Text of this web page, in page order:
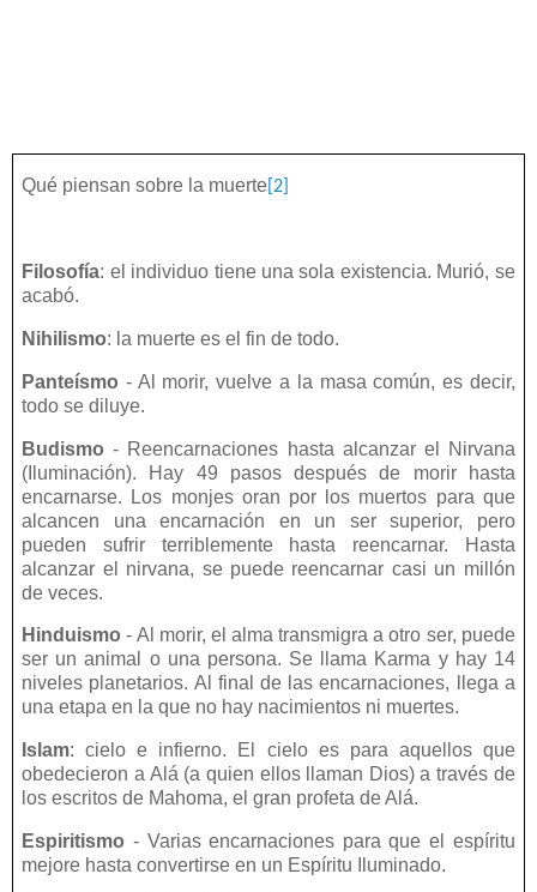
Qué piensan sobre la muerte[2]
Filosofía: el individuo tiene una sola existencia. Murió, se
acabó.
Nihilismo: la muerte es el fin de todo.
Panteísmo - Al morir, vuelve a la masa común, es decir,
todo se diluye.
Budismo - Reencarnaciones hasta alcanzar el Nirvana
(Iluminación). Hay 49 pasos después de morir hasta
encarnarse. Los monjes oran por los muertos para que
alcancen una encarnación en un ser superior, pero
pueden sufrir terriblemente hasta reencarnar. Hasta
alcanzar el nirvana, se puede reencarnar casi un millón
de veces.
Hinduismo - Al morir, el alma transmigra a otro ser, puede
ser un animal o una persona. Se llama Karma y hay 14
niveles planetarios. Al final de las encarnaciones, llega a
una etapa en la que no hay nacimientos ni muertes.
Islam: cielo e infierno. El cielo es para aquellos que
obedecieron a Alá (a quien ellos llaman Dios) a través de
los escritos de Mahoma, el gran profeta de Alá.
Espiritismo - Varias encarnaciones para que el espíritu
mejore hasta convertirse en un Espíritu Iluminado.